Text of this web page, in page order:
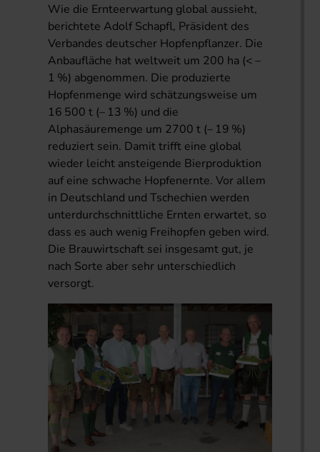
Wie die Ernteerwartung global aussieht,
berichtete Adolf Schapfl, Präsident des
Verbandes deutscher Hopfenpflanzer. Die
Anbaufläche hat weltweit um 200 ha (< –
1 %) abgenommen. Die produzierte
Hopfenmenge wird schätzungsweise um
16 500 t (– 13 %) und die
Alphasäuremenge um 2700 t (– 19 %)
reduziert sein. Damit trifft eine global
wieder leicht ansteigende Bierproduktion
auf eine schwache Hopfenernte. Vor allem
in Deutschland und Tschechien werden
unterdurchschnittliche Ernten erwartet, so
dass es auch wenig Freihopfen geben wird.
Die Brauwirtschaft sei insgesamt gut, je
nach Sorte aber sehr unterschiedlich
versorgt.